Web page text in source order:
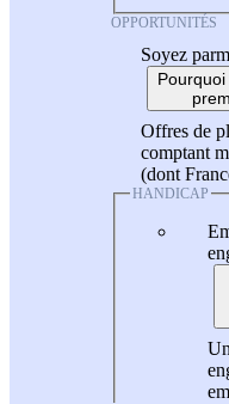
OPPORTUNITÉS
Soyez
Offres de
comptant
(dont
HANDICAP